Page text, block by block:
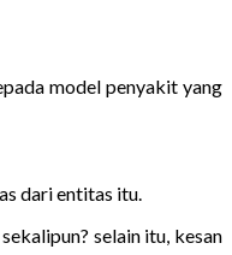
model penyakit yang
dari entitas itu.
selain itu, kesan